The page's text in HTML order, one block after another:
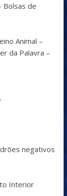
Bolsas de
Animal –
da Palavra –
negativos
Interior